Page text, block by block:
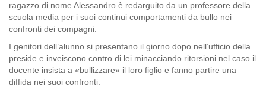
ragazzo di nome Alessandro è redarguito da un professore della
scuola media per i suoi continui comportamenti da bullo nei
confronti dei compagni.
I genitori dell’alunno si presentano il giorno dopo nell’ufficio della
preside e inveiscono contro di lei minacciando ritorsioni nel caso il
docente insista a «bullizzare» il loro figlio e fanno partire una
diffida nei suoi confronti.